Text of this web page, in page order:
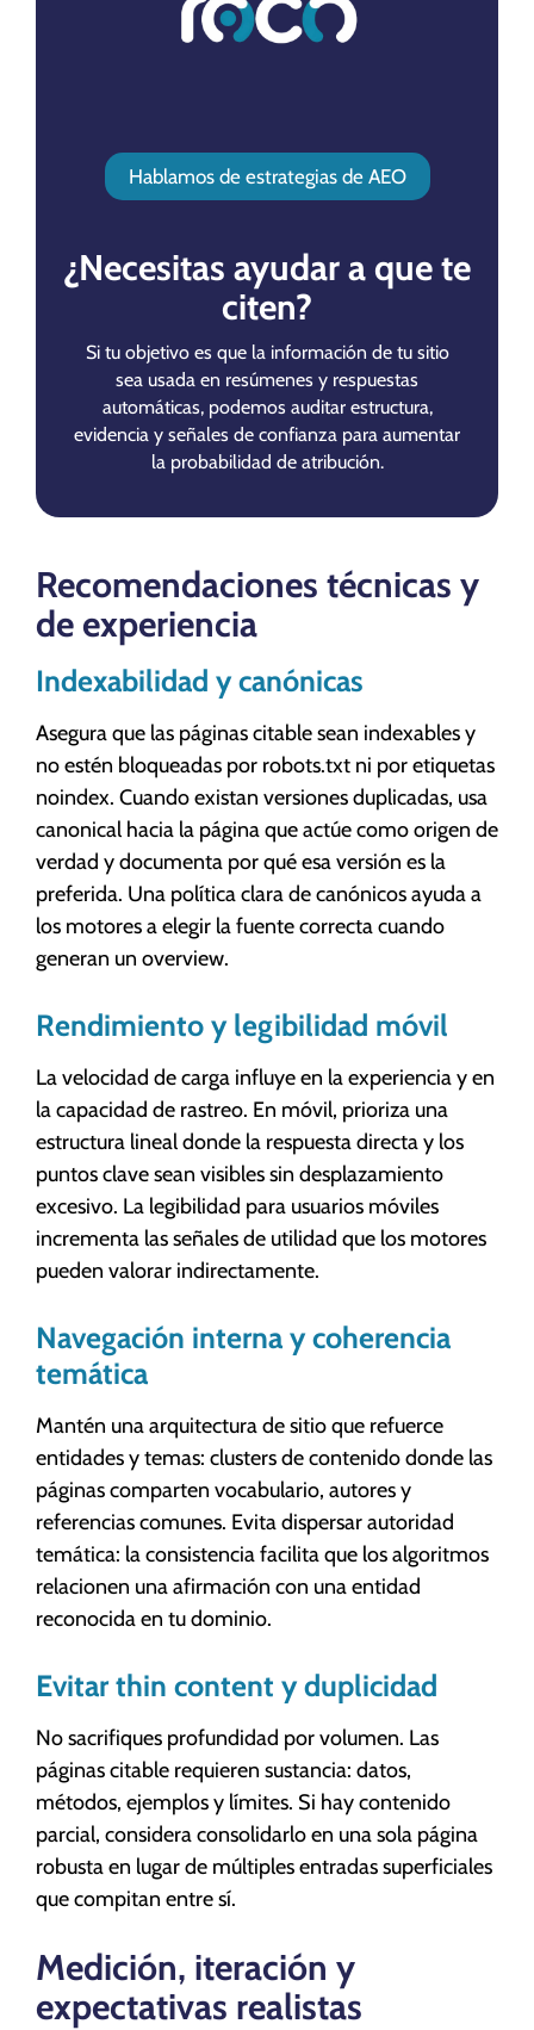
Hablamos de estrategias de AEO
¿Necesitas ayudar a que te
citen?
Si tu objetivo es que la información de tu sitio
sea usada en resúmenes y respuestas
automáticas, podemos auditar estructura,
evidencia y señales de confianza para aumentar
la probabilidad de atribución.
Recomendaciones técnicas y
de experiencia
Indexabilidad y canónicas
Asegura que las páginas citable sean indexables y
no estén bloqueadas por robots.txt ni por etiquetas
noindex. Cuando existan versiones duplicadas, usa
canonical hacia la página que actúe como origen de
verdad y documenta por qué esa versión es la
preferida. Una política clara de canónicos ayuda a
los motores a elegir la fuente correcta cuando
generan un overview.
Rendimiento y legibilidad móvil
La velocidad de carga influye en la experiencia y en
la capacidad de rastreo. En móvil, prioriza una
estructura lineal donde la respuesta directa y los
puntos clave sean visibles sin desplazamiento
excesivo. La legibilidad para usuarios móviles
incrementa las señales de utilidad que los motores
pueden valorar indirectamente.
Navegación interna y coherencia
temática
Mantén una arquitectura de sitio que refuerce
entidades y temas: clusters de contenido donde las
páginas comparten vocabulario, autores y
referencias comunes. Evita dispersar autoridad
temática: la consistencia facilita que los algoritmos
relacionen una afirmación con una entidad
reconocida en tu dominio.
Evitar thin content y duplicidad
No sacrifiques profundidad por volumen. Las
páginas citable requieren sustancia: datos,
métodos, ejemplos y límites. Si hay contenido
parcial, considera consolidarlo en una sola página
robusta en lugar de múltiples entradas superficiales
que compitan entre sí.
Medición, iteración y
expectativas realistas